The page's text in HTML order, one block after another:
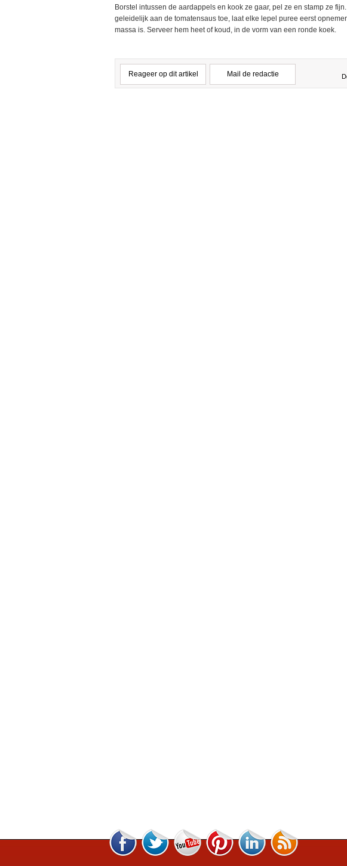
Borstel intussen de aardappels en kook ze gaar, pel ze en stamp ze
geleidelijk aan de tomatensaus toe, laat elke lepel puree eerst
massa is. Serveer hem heet of koud, in de vorm van een ronde koek.
Reageer op dit artikel Mail de redactie